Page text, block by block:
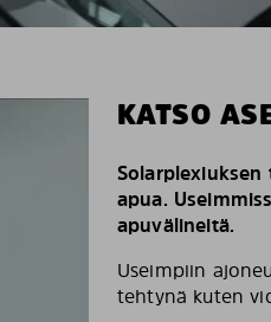
KATSO
apua.
apuvälineitä.
Useimpiin
tehtynä kuten